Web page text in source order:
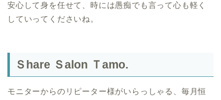
安心して身を任せて、時には愚痴でも言って心も軽く
していってくださいね。
Ｓhare Ｓalon Ｔamo.
モニターからのリピーター様がいらっしゃる、毎月恒